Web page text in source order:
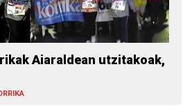
Aiaraldean utzitakoak,